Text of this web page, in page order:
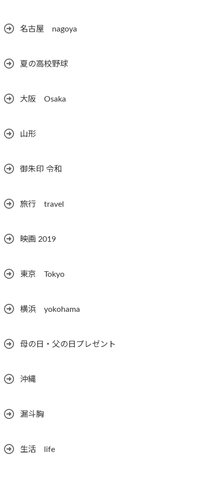
名古屋 nagoya
夏の高校野球
大阪 Osaka
山形
御朱印 令和
旅行 travel
映画 2019
東京 Tokyo
横浜 yokohama
母の日・父の日プレゼント
沖縄
漏斗胸
生活 life